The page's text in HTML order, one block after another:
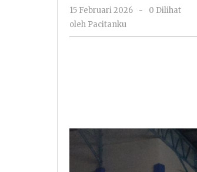
15 Februari 2026
oleh
-
0 Dilihat
oleh Pacitanku